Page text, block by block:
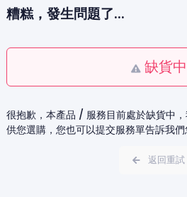
糟糕，發生問題了...
缺貨中
很抱歉，本產品 / 服務目前處於缺貨中
供您選購，您也可以提交服務單告訴我們
返回重試